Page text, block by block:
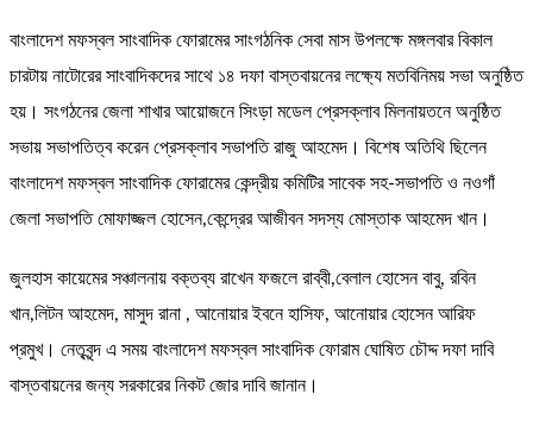
বাংলাদেশ মফস্বল সাংবাদিক ফোরামের সাংগঠনিক সেবা মাস উপলক্ষে মঙ্গলবার বিকাল
চারটায় নাটোরের সাংবাদিকদের সাথে ১৪ দফা বাস্তবায়নের লক্ষ্যে মতবিনিময় সভা অনুষ্ঠিত
হয়। সংগঠনের জেলা শাখার আয়োজনে সিংড়া মডেল প্রেসক্লাব মিলনায়তনে অনুষ্ঠিত
সভায় সভাপতিত্ব করেন প্রেসক্লাব সভাপতি রাজু আহমেদ। বিশেষ অতিথি ছিলেন
বাংলাদেশ মফস্বল সাংবাদিক ফোরামের কেন্দ্রীয় কমিটির সাবেক সহ-সভাপতি ও নওগাঁ
জেলা সভাপতি মোফাজ্জল হোসেন,কেন্দ্রের আজীবন সদস্য মোস্তাক আহমেদ খান।
জুলহাস কায়েমের সঞ্চালনায় বক্তব্য রাখেন ফজলে রাব্বী,বেলাল হোসেন বাবু, রবিন
খান,লিটন আহমেদ, মাসুদ রানা , আনোয়ার ইবনে হাসিফ, আনোয়ার হোসেন আরিফ
প্রমুখ। নেতৃবৃন্দ এ সময় বাংলাদেশ মফস্বল সাংবাদিক ফোরাম ঘোষিত চৌদ্দ দফা দাবি
বাস্তবায়নের জন্য সরকারের নিকট জোর দাবি জানান।